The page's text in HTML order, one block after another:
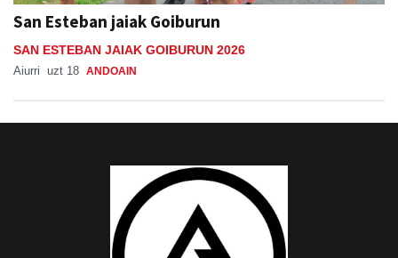
San Esteban jaiak Goiburun
SAN ESTEBAN JAIAK GOIBURUN 2026
Aiurri uzt 18 ANDOAIN